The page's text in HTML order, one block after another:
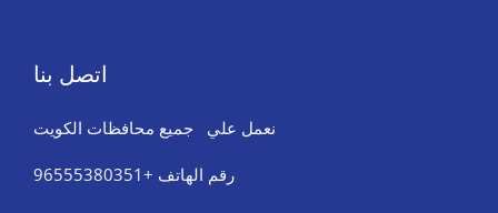
اتصل بنا
نعمل علي جميع محافظات الكويت
رقم الهاتف +96555380351